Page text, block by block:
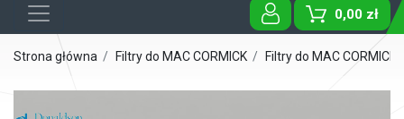
0,00 zł
Toggle
Strona główna / Filtry do MAC CORMICK / Filtry do MAC CORMICK